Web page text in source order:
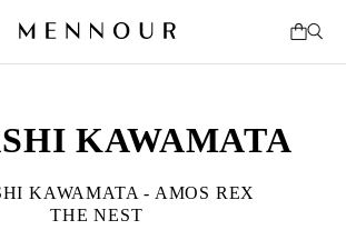
KAWAMATA
KAWAMATA - AMOS REX
THE NEST